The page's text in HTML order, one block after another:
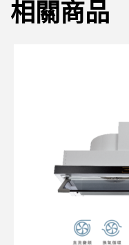
相關商品